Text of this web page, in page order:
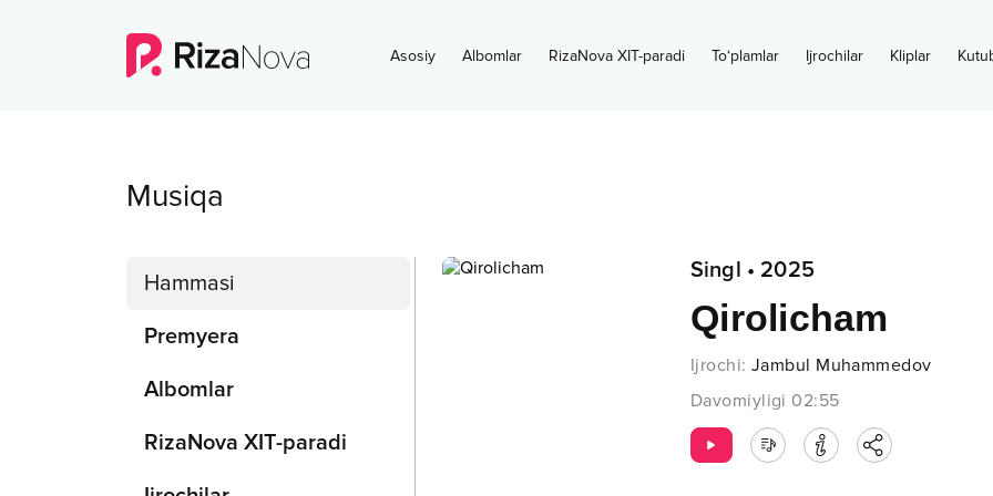
Asosiy Albomlar RizaNova XIT-paradi To‘plamlar Ijrochilar Kliplar
Musiqa
Hammasi
Premyera
Albomlar
RizaNova XIT-paradi
Singl • 2025
Qirolicham
Ijrochi: Jambul Muhammedov
Davomiyligi 02:55